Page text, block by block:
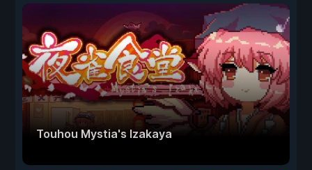
Touhou Mystia's Izakaya